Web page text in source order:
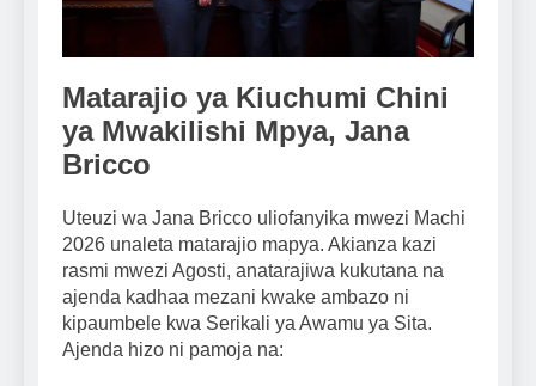
Matarajio ya Kiuchumi Chini
ya Mwakilishi Mpya, Jana
Bricco
Uteuzi wa Jana Bricco uliofanyika mwezi Machi
2026 unaleta matarajio mapya. Akianza kazi
rasmi mwezi Agosti, anatarajiwa kukutana na
ajenda kadhaa mezani kwake ambazo ni
kipaumbele kwa Serikali ya Awamu ya Sita.
Ajenda hizo ni pamoja na: